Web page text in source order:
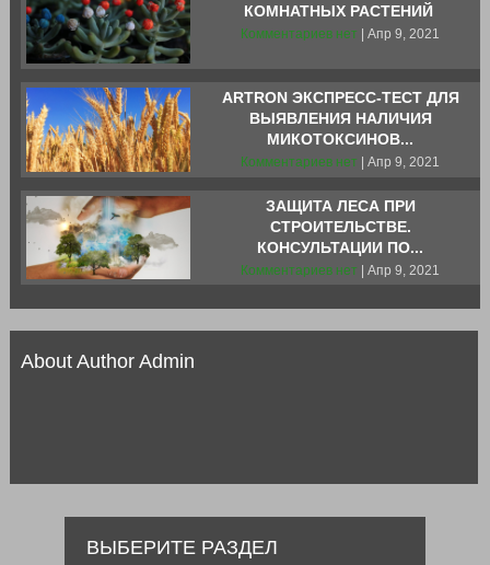
КОМНАТНЫХ РАСТЕНИЙ
Комментариев нет | Апр 9, 2021
ARTRON ЭКСПРЕСС-ТЕСТ ДЛЯ
ВЫЯВЛЕНИЯ НАЛИЧИЯ
МИКОТОКСИНОВ...
Комментариев нет | Апр 9, 2021
ЗАЩИТА ЛЕСА ПРИ
СТРОИТЕЛЬСТВЕ.
КОНСУЛЬТАЦИИ ПО...
Комментариев нет | Апр 9, 2021
About Author Admin
ВЫБЕРИТЕ РАЗДЕЛ